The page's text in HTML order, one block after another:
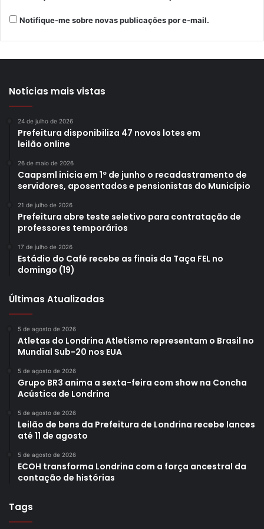
Notifique-me sobre novas publicações por e-mail.
Notícias mais vistas
24 de julho de 2026
Prefeitura disponibiliza 47 novos lotes em
leilão online
26 de maio de 2026
Caapsml inicia em 1º de junho o recadastramento de
servidores, aposentados e pensionistas do Município
21 de julho de 2026
Prefeitura abre teste seletivo para contratação de
professores temporários
17 de julho de 2026
Estádio do Café recebe as finais da Taça FEL no
domingo (19)
Últimas Atualizadas
5 de agosto de 2026
Atletas do Londrina Atletismo representam o Brasil no
Mundial Sub-20 nos EUA
5 de agosto de 2026
Grupo BR3 anima a sexta-feira com show na Concha
Acústica de Londrina
5 de agosto de 2026
Leilão de bens da Prefeitura de Londrina recebe lances
até 11 de agosto
5 de agosto de 2026
ECOH transforma Londrina com a força ancestral da
contação de histórias
Tags